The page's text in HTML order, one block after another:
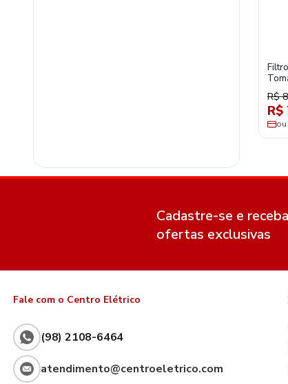
R$
R$
Cadastre-se e receba
ofertas exclusivas
Fale com o Centro Elétrico
(98) 2108-6464
atendimento@centroeletrico.com